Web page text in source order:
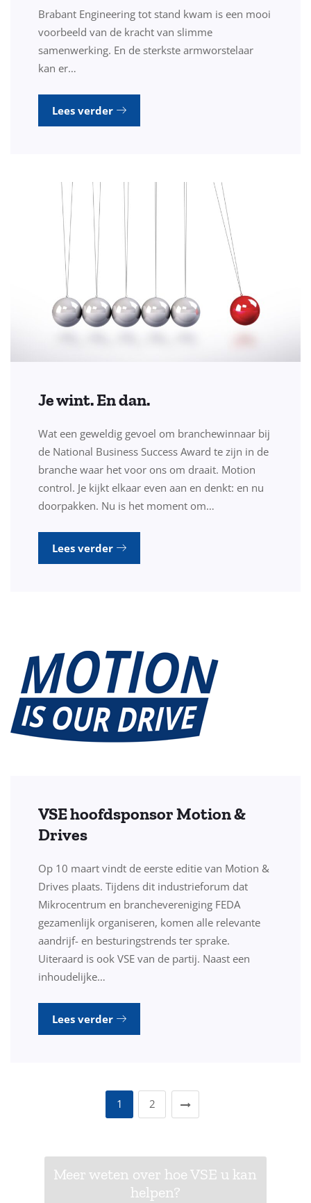
Brabant Engineering tot stand kwam is een mooi
voorbeeld van de kracht van slimme
samenwerking. En de sterkste armworstelaar
kan er…
Lees verder
Je wint. En dan.
Wat een geweldig gevoel om branchewinnaar bij
de National Business Success Award te zijn in de
branche waar het voor ons om draait. Motion
control. Je kijkt elkaar even aan en denkt: en nu
doorpakken. Nu is het moment om…
Lees verder
VSE hoofdsponsor Motion &
Drives
Op 10 maart vindt de eerste editie van Motion &
Drives plaats. Tijdens dit industrieforum dat
Mikrocentrum en branchevereniging FEDA
gezamenlijk organiseren, komen alle relevante
aandrijf- en besturingstrends ter sprake.
Uiteraard is ook VSE van de partij. Naast een
inhoudelijke…
Lees verder
1 2
Meer weten over hoe VSE u kan
helpen?